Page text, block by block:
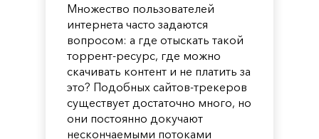
Множество пользователей
интернета часто задаются
вопросом: а где отыскать такой
торрент-ресурс, где можно
скачивать контент и не платить за
это? Подобных сайтов-трекеров
существует достаточно много, но
они постоянно докучают
нескончаемыми потоками